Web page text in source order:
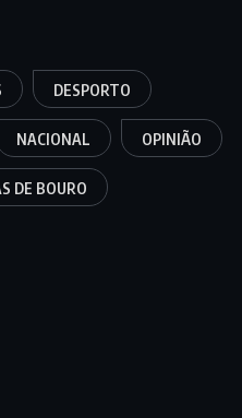
DESPORTO
NACIONAL OPINIÃO
DE BOURO